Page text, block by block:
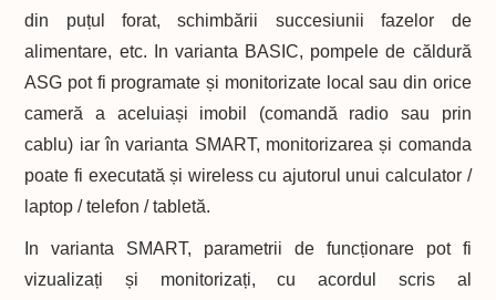
din puțul forat, schimbării succesiunii fazelor de
alimentare, etc. In varianta BASIC, pompele de căldură
ASG pot fi programate și monitorizate local sau din orice
cameră a aceluiași imobil (comandă radio sau prin
cablu) iar în varianta SMART, monitorizarea și comanda
poate fi executată și wireless cu ajutorul unui calculator /
laptop / telefon / tabletă.
In varianta SMART, parametrii de funcționare pot fi
vizualizați și monitorizați, cu acordul scris al